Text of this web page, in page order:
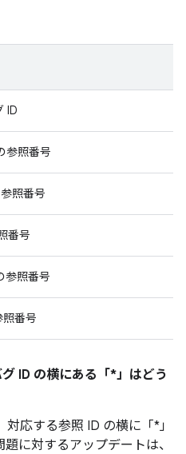
ID
参照番号
照番号
番号
参照番号
照番号
ID の横にある「*」はどう
応する参照 ID の横に「*」
に対するアップデートは、